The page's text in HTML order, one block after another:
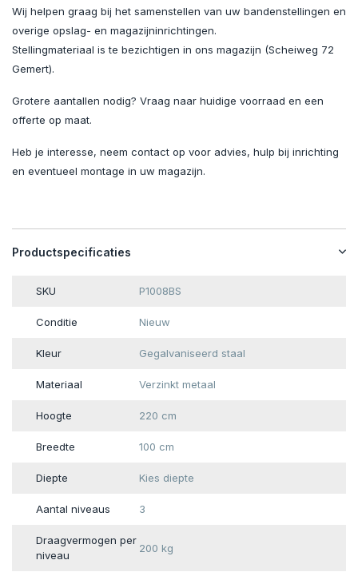
Wij helpen graag bij het samenstellen van uw bandenstellingen en
overige opslag- en magazijninrichtingen.
Stellingmateriaal is te bezichtigen in ons magazijn (Scheiweg 72
Gemert).
Grotere aantallen nodig? Vraag naar huidige voorraad en een
offerte op maat.
Heb je interesse, neem contact op voor advies, hulp bij inrichting
en eventueel montage in uw magazijn.
Productspecificaties
SKU P1008BS
Conditie Nieuw
Kleur Gegalvaniseerd staal
Materiaal Verzinkt metaal
Hoogte 220 cm
Breedte 100 cm
Diepte Kies diepte
Aantal niveaus 3
Draagvermogen per
niveau
200 kg